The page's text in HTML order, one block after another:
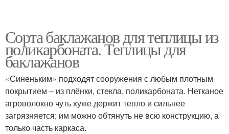
Сорта баклажанов для теплицы из
поликарбоната. Теплицы для
баклажанов
«Синеньким» подходят сооружения с любым плотным
покрытием – из плёнки, стекла, поликарбоната. Нетканое
агроволокно чуть хуже держит тепло и сильнее
загрязняется; им можно обтянуть не всю конструкцию, а
только часть каркаса.